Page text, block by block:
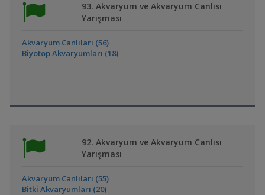
93. Akvaryum ve Akvaryum Canlısı
Yarışması
Akvaryum Canlıları (56)
Biyotop Akvaryumları (18)
92. Akvaryum ve Akvaryum Canlısı
Yarışması
Akvaryum Canlıları (55)
Bitki Akvaryumları (20)